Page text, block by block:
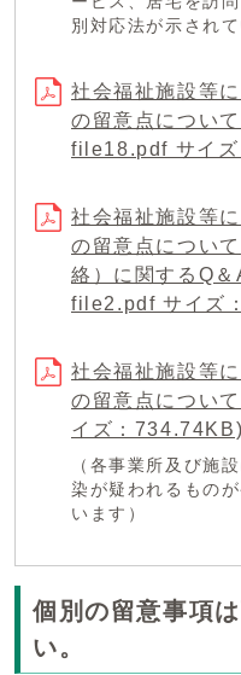
別対応法が示されて
社会福祉施設等
の留意点につい
file18.pdf サイ
社会福祉施設等
の留意点につい
絡）に関するQ＆
file2.pdf サイズ
社会福祉施設等
の留意点につい
イズ：734.74KB)
（各事業所及び施
染が疑われるもの
います）
個別の留意事項
い。